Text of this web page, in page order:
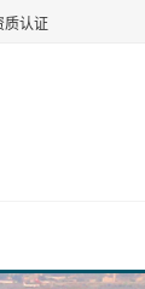
质认证